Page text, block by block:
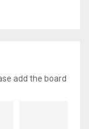
add the board